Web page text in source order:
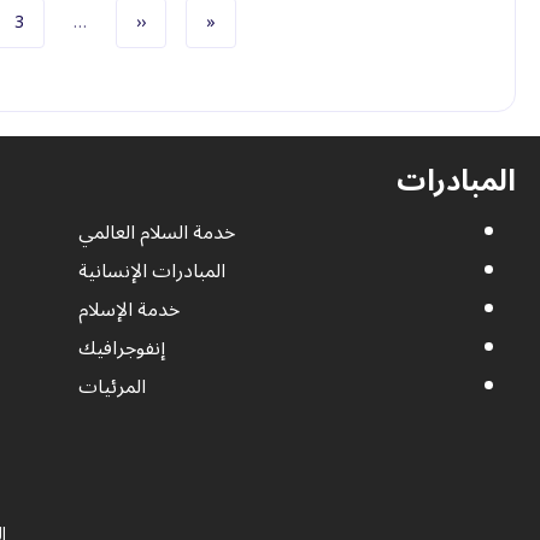
الصفحة الأولى
« الصفحة السابقة
‹‹
…
3
المبادرات
خدمة السلام العالمي
المبادرات الإنسانية
خدمة الإسلام
إنفوجرافيك
المرئيات